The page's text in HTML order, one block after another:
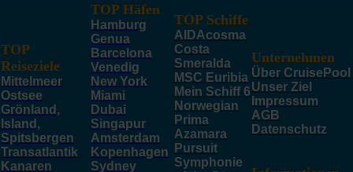
TOP
Reiseziele
Mittelmeer
Ostsee
Grönland,
Island,
Spitsbergen
Transatlantik
Kanaren
TOP Häfen
Hamburg
Genua
Barcelona
Venedig
New York
Miami
Dubai
Singapur
Amsterdam
Kopenhagen
Sydney
TOP Schiffe
AIDAcosma
Costa
Smeralda
MSC Euribia
Mein Schiff 6
Norwegian
Prima
Azamara
Pursuit
Symphonie
Unternehmen
Über CruisePool
Unser Ziel
Impressum
AGB
Datenschutz